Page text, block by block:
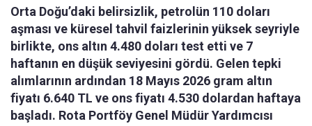
Orta Doğu’daki belirsizlik, petrolün 110 doları
aşması ve küresel tahvil faizlerinin yüksek seyriyle
birlikte, ons altın 4.480 doları test etti ve 7
haftanın en düşük seviyesini gördü. Gelen tepki
alımlarının ardından 18 Mayıs 2026 gram altın
fiyatı 6.640 TL ve ons fiyatı 4.530 dolardan haftaya
başladı. Rota Portföy Genel Müdür Yardımcısı